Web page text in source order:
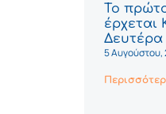
Το
έρχεται
Δευτέρα
5 Αυγούστου,